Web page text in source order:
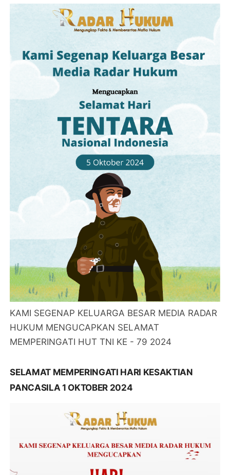
KAMI SEGENAP KELUARGA BESAR MEDIA RADAR
HUKUM MENGUCAPKAN SELAMAT
MEMPERINGATI HUT TNI KE - 79 2024
SELAMAT MEMPERINGATI HARI KESAKTIAN
PANCASILA 1 OKTOBER 2024